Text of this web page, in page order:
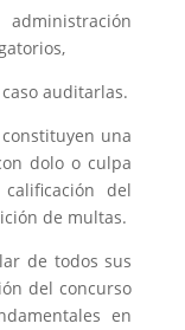
auditarlas.
una
dolo o culpa
del
de multas.
de todos sus
del concurso
en